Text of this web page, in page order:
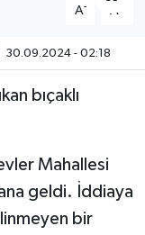
A- A
30.09.2024 - 02:18
bıçaklı
Mahallesi
geldi. İddiaya
bir